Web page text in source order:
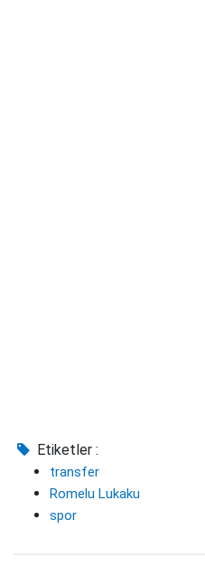
Etiketler :
transfer
Romelu Lukaku
spor